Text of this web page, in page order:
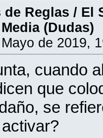
de Reglas / El
(Dudas)
de 2019,
cuando
que
se